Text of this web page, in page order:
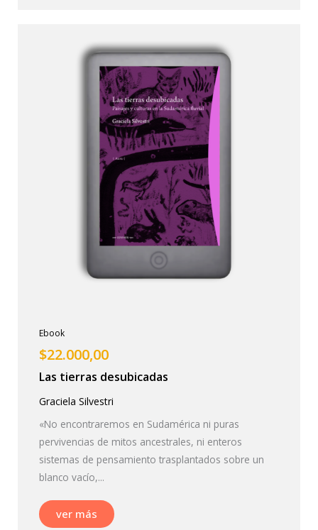
Ebook
$22.000,00
Las tierras desubicadas
Graciela Silvestri
«No encontraremos en Sudamérica ni puras
pervivencias de mitos ancestrales, ni enteros
sistemas de pensamiento trasplantados sobre un
blanco vacío,...
ver más